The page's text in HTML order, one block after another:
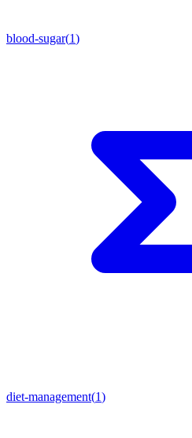
blood-sugar(1)
diet-management(1)